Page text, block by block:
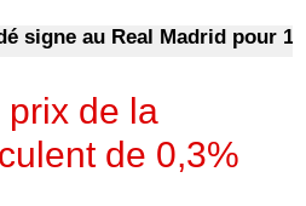
au Real Madrid pour 140
de la
de 0,3%